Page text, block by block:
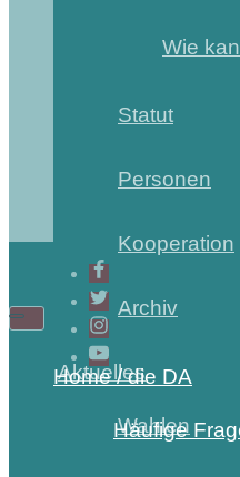
Wie
Statut
Personen
Kooperation
Archiv
Aktuelles
Wahlen
Home / die DA
Häufige